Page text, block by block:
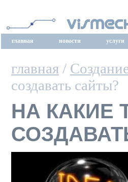
главная новости услуги
главная /
создавать сайты?
НА КАКИЕ